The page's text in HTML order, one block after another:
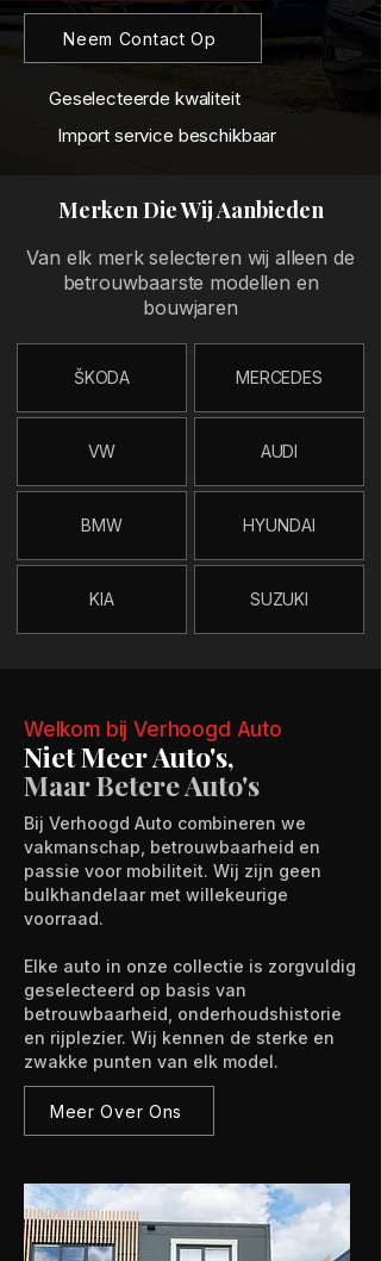
Neem Contact Op
Geselecteerde kwaliteit
Import service beschikbaar
Merken Die Wij Aanbieden
Van elk merk selecteren wij alleen de
betrouwbaarste modellen en
bouwjaren
ŠKODA
VW
BMW
KIA
MERCEDES
AUDI
HYUNDAI
SUZUKI
Welkom bij Verhoogd Auto
Niet Meer Auto's,
Maar Betere Auto's
Bij Verhoogd Auto combineren we
vakmanschap, betrouwbaarheid en
passie voor mobiliteit. Wij zijn geen
bulkhandelaar met willekeurige
voorraad.
Elke auto in onze collectie is zorgvuldig
geselecteerd op basis van
betrouwbaarheid, onderhoudshistorie
en rijplezier. Wij kennen de sterke en
zwakke punten van elk model.
Meer Over Ons